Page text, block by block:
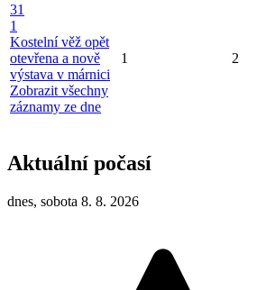
31
1
Kostelní věž opět
otevřena a nově
výstava v márnici
Zobrazit všechny
záznamy ze dne
1 2
Aktuální počasí
dnes, sobota 8. 8. 2026